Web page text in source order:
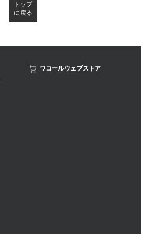
トップ
に戻る
ワコールウェブストア